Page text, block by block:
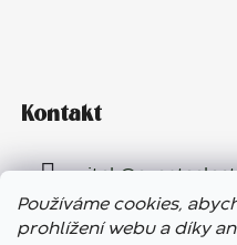
Používáme cookies,
prohlížení webu a díky
Kontakt
vitek@
+420 602 410 657